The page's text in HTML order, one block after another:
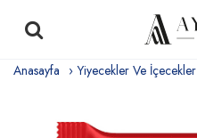
Anasayfa Yiyecekler Ve İçecekler